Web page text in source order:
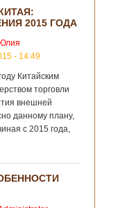
2015 ГОДА
Юлия
- 14:49
Китайским
торговли
внешней
данному плану,
с 2015 года,